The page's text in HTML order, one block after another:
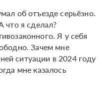
об отъезде серьёзно.
что я сделал?
Я у себя
Зачем мне
ситуации в 2024 году
мне казалось